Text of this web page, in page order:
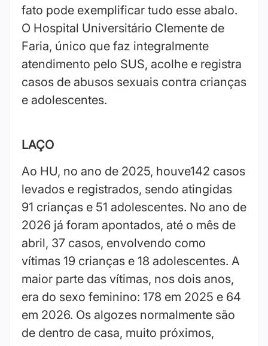
fato pode exemplificar tudo esse abalo.
O Hospital Universitário Clemente de
Faria, único que faz integralmente
atendimento pelo SUS, acolhe e registra
casos de abusos sexuais contra crianças
e adolescentes.
LAÇO
Ao HU, no ano de 2025, houve142 casos
levados e registrados, sendo atingidas
91 crianças e 51 adolescentes. No ano de
2026 já foram apontados, até o mês de
abril, 37 casos, envolvendo como
vítimas 19 crianças e 18 adolescentes. A
maior parte das vítimas, nos dois anos,
era do sexo feminino: 178 em 2025 e 64
em 2026. Os algozes normalmente são
de dentro de casa, muito próximos,